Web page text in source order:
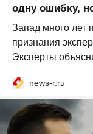
одну ошибку,
Запад много лет
признания
Эксперты
news-r.ru